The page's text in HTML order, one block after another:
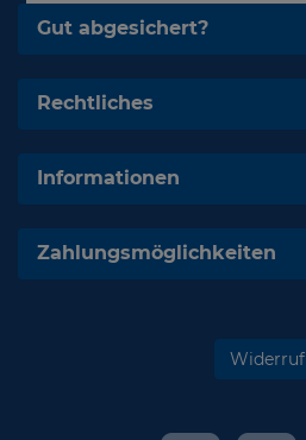
Gut abgesichert?
Rechtliches
Informationen
Zahlungsmöglichkeiten
Widerruf